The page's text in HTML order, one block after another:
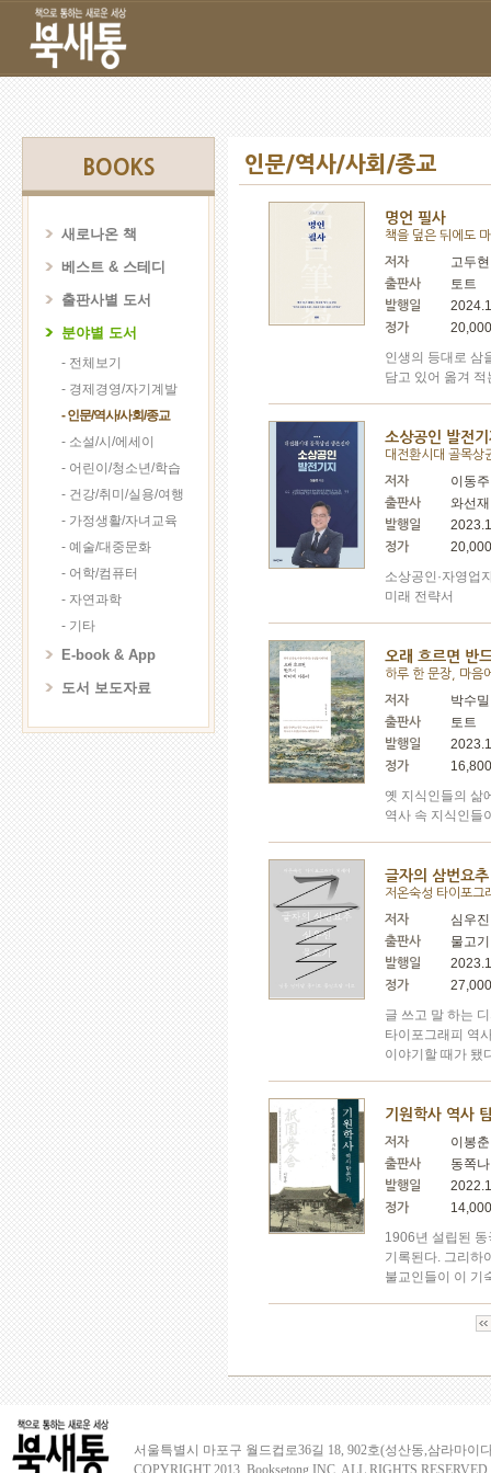
BOOKS
새로나온 책
베스트 & 스테디
출판사별 도서
분야별 도서
- 전체보기
- 경제경영/자기계발
- 인문/역사/사회/종교
- 소설/시/에세이
- 어린이/청소년/학습
- 건강/취미/실용/여행
- 가정생활/자녀교육
- 예술/대중문화
- 어학/컴퓨터
- 자연과학
- 기타
E-book & App
도서 보도자료
인문/역사/사회/종교
명언 필사
책을 덮은 뒤에도
저자
고두현
출판사 토트
발행일
정가
인생의 등대로 삼
담고 있어 옮겨
소상공인 발전
대전환시대 골목상
저자
이동주
출판사 와선재
발행일
정가
소상공인·자영업
미래 전략서
오래 흐르면 반
하루 한 문장, 마음
저자
박수밀
출판사 토트
발행일
정가
옛 지식인들의 삶
역사 속 지식인들
글자의 삼번요추
저온숙성 타이포그
저자
심우진
출판사 물고기
발행일
정가
글 쓰고 말 하는
타이포그래피 역
이야기할 때가 됐
기원학사 역사
저자 이봉춘
출판사 동쪽
발행일
정가
1906년 설립된
기록된다. 그리하
불교인들이 이 기
서울특별시 마포구 월드컵로36길 18, 902호(성산동,삼라마이
COPYRIGHT 2013. Booksetong,INC. ALL RIGHTS RESERVED.